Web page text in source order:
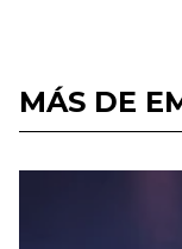
MÁS DE